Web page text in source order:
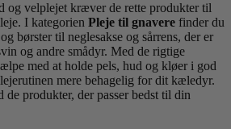
og velplejet kræver de rette produkter til
I kategorien Pleje til gnavere finder du
børster til neglesakse og sårrens, der er
og andre smådyr. Med de rigtige
med at holde pels, hud og kløer i god
mere behagelig for dit kæledyr.
produkter, der passer bedst til din